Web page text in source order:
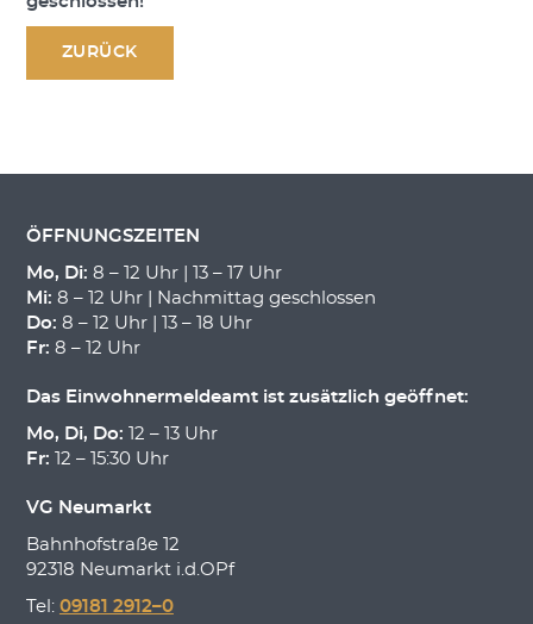
ZURÜCK
ÖFFNUNGSZEITEN
Mo, Di: 8 – 12 Uhr | 13 – 17 Uhr
Mi: 8 – 12 Uhr | Nachmittag geschlossen
Do: 8 – 12 Uhr | 13 – 18 Uhr
Fr: 8 – 12 Uhr
Das Einwohnermeldeamt ist zusätzlich geöffnet:
Mo, Di, Do: 12 – 13 Uhr
Fr: 12 – 15:30 Uhr
VG Neumarkt
Bahnhofstraße 12
92318 Neumarkt i.d.OPf
Tel: 09181 2912–0